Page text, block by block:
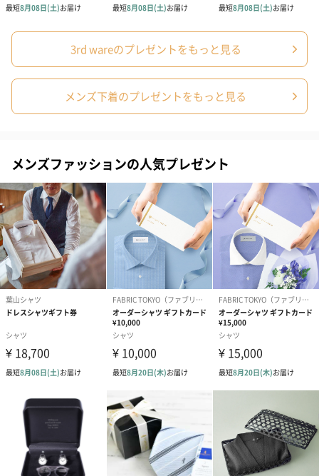
紅茶・コーヒー・スイーツを同梱してお届けいたします。ギフト
への＋αにおすすめです。
アールグレイ（HAPPY
BIRTHDAY TO YOU）
（660円）
アールグレイティー
（660円）
フルーツティ
円）
スイーツ
スイーツを同梱してお届けいたします。ギフトへの＋αにおすすめ
です。
3rd wareのプレゼントをもっと見る
メンズ下着のプレゼントをもっと見る
メンズファッションの人気プレゼント